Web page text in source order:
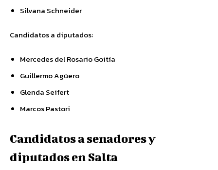
Silvana Schneider
Candidatos a diputados:
Mercedes del Rosario Goitía
Guillermo Agüero
Glenda Seifert
Marcos Pastori
Candidatos a senadores y
diputados en Salta